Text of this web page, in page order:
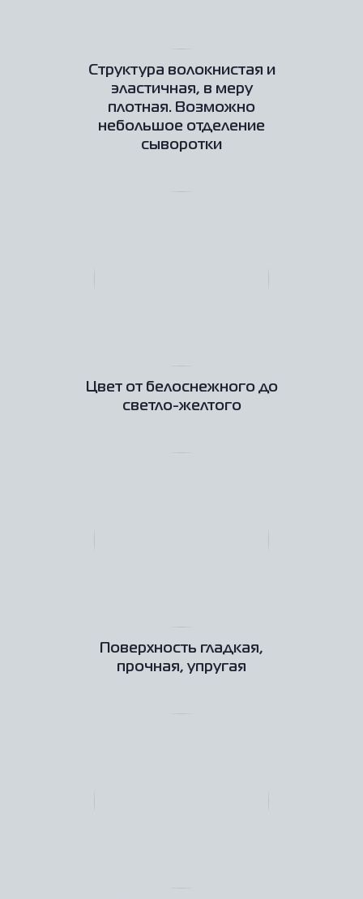
Структура волокнистая и
эластичная, в меру
плотная. Возможно
небольшое отделение
сыворотки
Цвет от белоснежного до
светло-желтого
Поверхность гладкая,
прочная, упругая